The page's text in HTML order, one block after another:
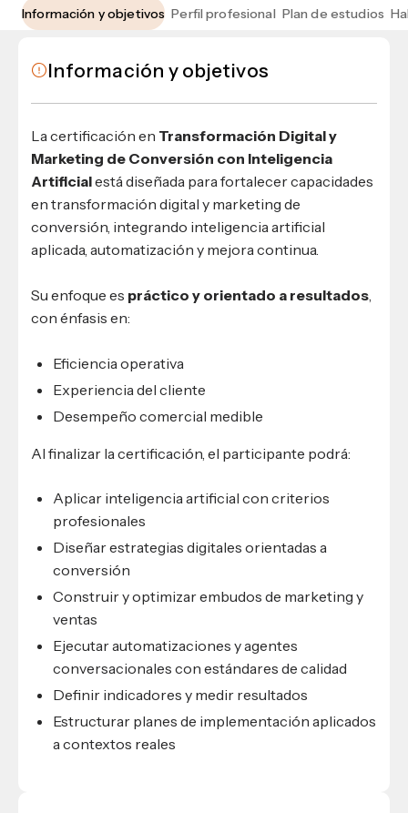
Escuela de Ciencias de la Comunicación
Escuela de Arquitectura
Escuela deNegocios
Conocé DUX
Datos de contacto
admisiones@usap.edu
Ave. Circunvalación, San Pedro Sula,
EXCELENCIA USAP
Responsabilidad social y sostenibilidad
RECURSOS
Ayuda en línea
Guía de Servicios Académicos y Administrativos
Manual M365
Manual Moddle
Normas Académicas
internacionales
Evento
USAP integra RediEShn
Leer artículo
Información y objetivos Perfil profesional Plan de estudios
Información y objetivos
La certificación en Transformación Digital y
Marketing de Conversión con Inteligencia
Artificialestá diseñada para fortalecer capacidades
en transformación digital y marketing de
conversión, integrando inteligencia artificial
aplicada, automatización y mejora continua.
Su enfoque es práctico y orientado a resultados
con énfasis en:
Eficiencia operativa
Experiencia del cliente
Desempeño comercial medible
Al finalizar la certificación, el participante podrá:
Aplicar inteligencia artificial con criterios
profesionales
Diseñar estrategias digitales orientadas a
conversión
Construir y optimizar embudos de marketing y
ventas
Ejecutar automatizaciones y agentes
conversacionales con estándares de calidad
Definir indicadores y medir resultados
Estructurar planes de implementación aplicados
a contextos reales